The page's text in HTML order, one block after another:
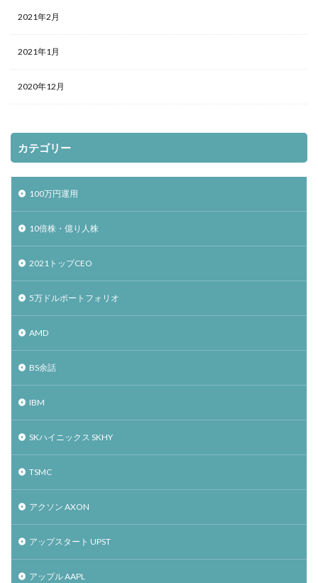
2021年2月
2021年1月
2020年12月
カテゴリー
100万円運用
10倍株・億り人株
2021トップCEO
5万ドルポートフォリオ
AMD
BS余話
IBM
SKハイニックス SKHY
TSMC
アクソン AXON
アップスタート UPST
アップル AAPL